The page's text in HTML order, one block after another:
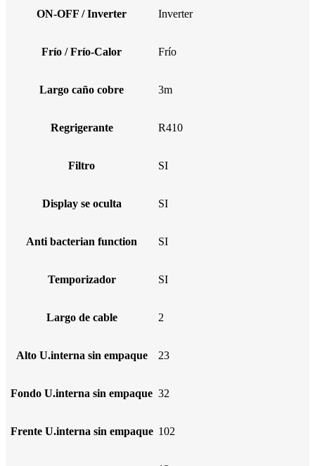
ON-OFF / Inverter Inverter
Frío / Frío-Calor Frío
Largo caño cobre 3m
Regrigerante R410
Filtro SI
Display se oculta SI
Anti bacterian function SI
Temporizador SI
Largo de cable 2
Alto U.interna sin empaque 23
Fondo U.interna sin empaque 32
Frente U.interna sin empaque 102